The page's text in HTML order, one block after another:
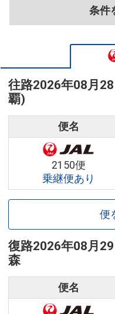
条件
往路2026年08月28
覇)
便名
2150便
乗継便あり
便
復路2026年08月29
森
便名